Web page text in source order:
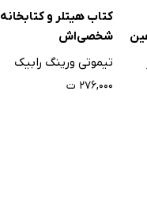
کتاب هیتلر و کتابخانه
شخصی‌اش
تیموتی ورینگ رابیک
۲۷۶,۰۰۰ ت